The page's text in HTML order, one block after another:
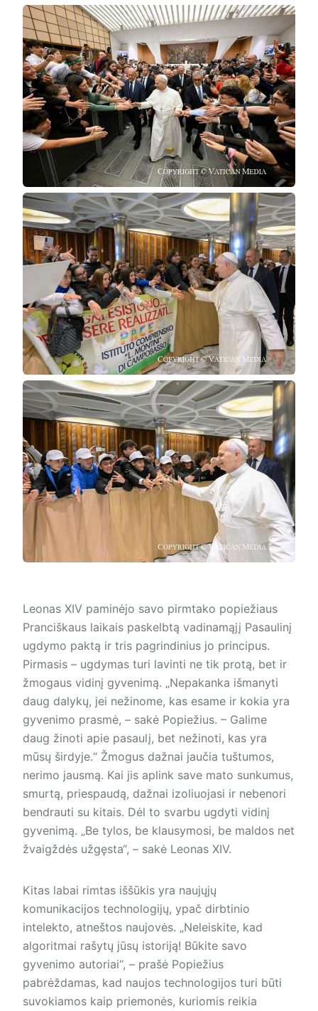
Leonas XIV paminėjo savo pirmtako popiežiaus
Pranciškaus laikais paskelbtą vadinamąjį Pasaulinį
ugdymo paktą ir tris pagrindinius jo principus.
Pirmasis – ugdymas turi lavinti ne tik protą, bet ir
žmogaus vidinį gyvenimą. „Nepakanka išmanyti
daug dalykų, jei nežinome, kas esame ir kokia yra
gyvenimo prasmė, – sakė Popiežius. – Galime
daug žinoti apie pasaulį, bet nežinoti, kas yra
mūsų širdyje.“ Žmogus dažnai jaučia tuštumos,
nerimo jausmą. Kai jis aplink save mato sunkumus,
smurtą, priespaudą, dažnai izoliuojasi ir nebenori
bendrauti su kitais. Dėl to svarbu ugdyti vidinį
gyvenimą. „Be tylos, be klausymosi, be maldos net
žvaigždės užgęsta“, – sakė Leonas XIV.
Kitas labai rimtas iššūkis yra naujųjų
komunikacijos technologijų, ypač dirbtinio
intelekto, atneštos naujovės. „Neleiskite, kad
algoritmai rašytų jūsų istoriją! Būkite savo
gyvenimo autoriai“, – prašė Popiežius
pabrėždamas, kad naujos technologijos turi būti
suvokiamos kaip priemonės, kuriomis reikia